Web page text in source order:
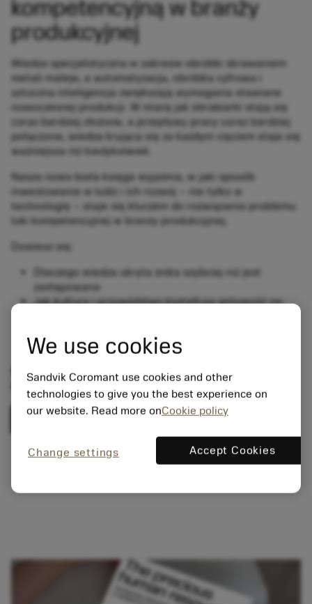
kompetencyjną w branży
produkcyjnej
Wiedza specjalistyczna w zakresie obróbki skrawaniem
metali maleje, a automatyzacja, obróbka cyfrowa i
sztuczna inteligencja zwiększają wymagania stawiane
nowoczesnej produkcji. W miarę jak obrabiarki stają się
coraz bardziej złożone, a przepływy pracy coraz bardziej
połączone, wiedza kryjąca się za każdym cięciem staje się
ważniejsza niż kiedykolwiek.
Nasza nowa biała księga wyjaśnia, w jaki sposób
inwestowanie w ludzi i ich rozwój – nie tylko w
technologię – staje się kluczem do rozwiązania problemu
luki kompetencyjnej w branży produkcyjnej.
Dowiesz się:
Dlaczego wiedza ukryta znika szybciej niż jest
zastępowana
Jak kultura i przywództwo kształtują gotowość na
na przyszłość zespoły
Pobierz oficjalny dokument, aby uzyskać pełne
informacje.
Pobierz teraz (tylko w języku angielskim)
We use cookies
Sandvik Coromant use cookies and other
technologies to give you the best experience on
our website. Read more onCookie policy
Change settings Accept Cookies